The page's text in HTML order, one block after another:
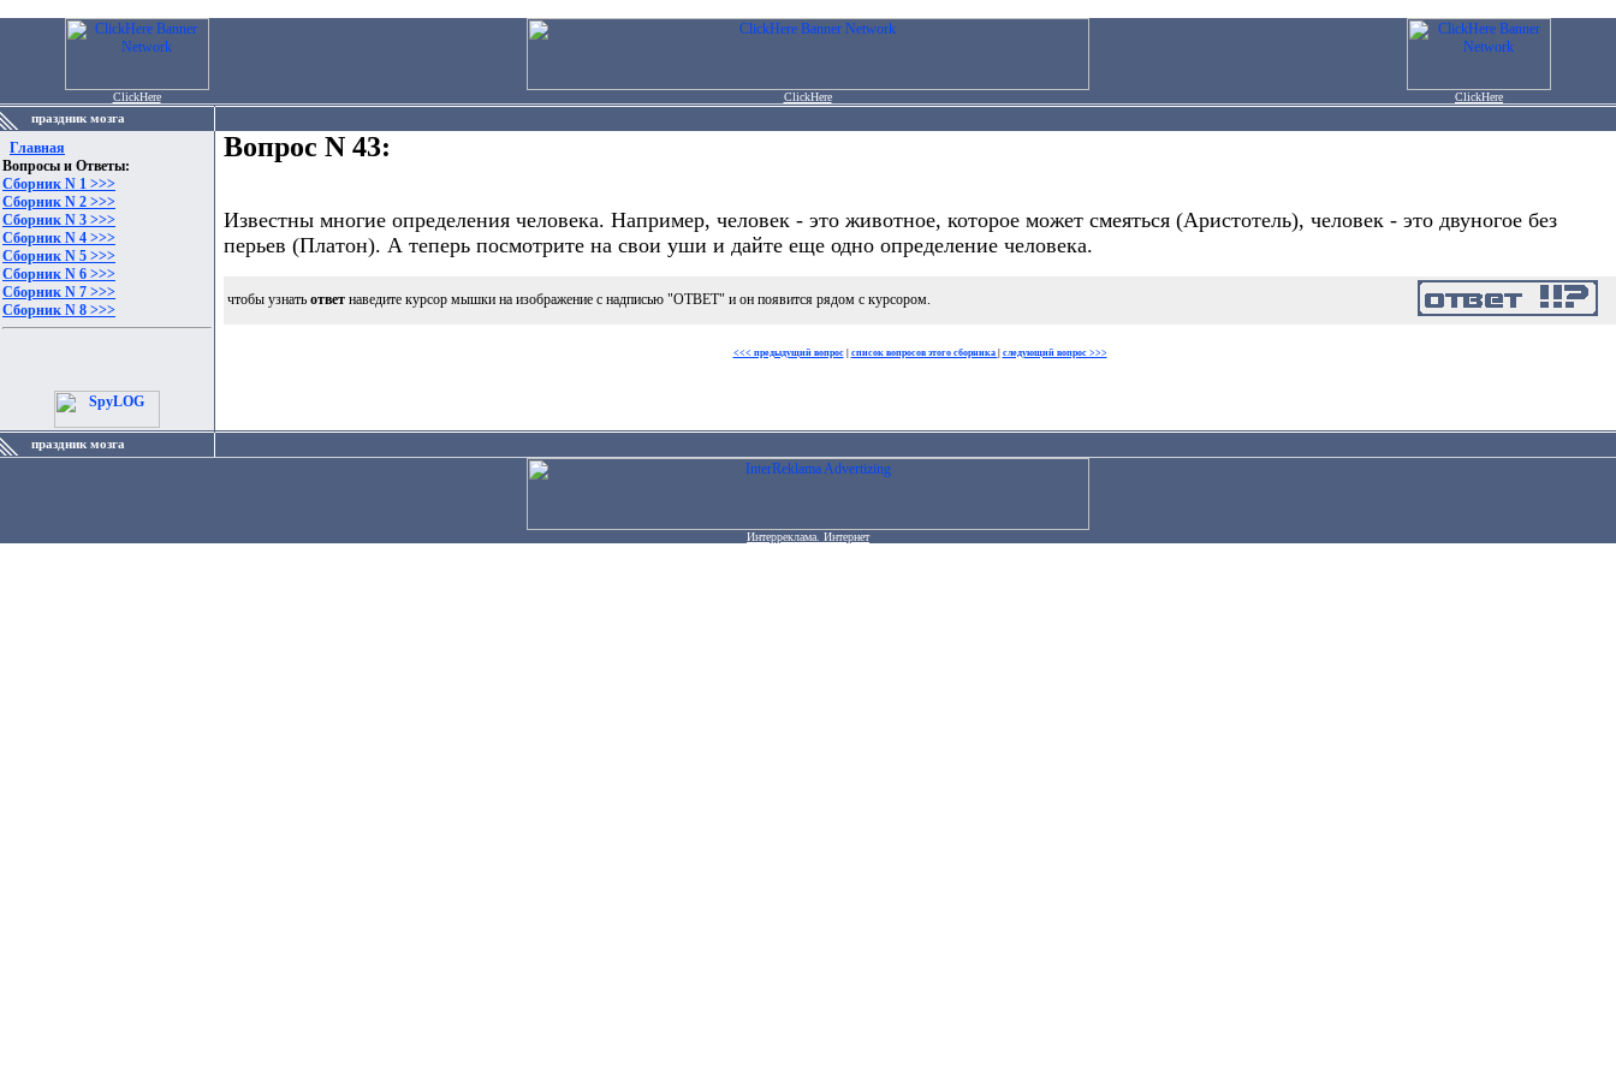
ClickHere ClickHere
ClickHere
праздник мозга
Главная
Вопросы и Ответы:
Сборник N 1 >>>
Сборник N 2 >>>
Сборник N 3 >>>
Сборник N 4 >>>
Сборник N 5 >>>
Сборник N 6 >>>
Сборник N 7 >>>
Сборник N 8 >>>
Вопрос N 43:
Известны многие определения человека. Например, человек - это животное, которое может смеяться (Аристотель), человек - это двуногое без
перьев (Платон). А теперь посмотрите на свои уши и дайте еще одно определение человека.
чтобы узнать ответ наведите курсор мышки на изображение с надписью "ОТВЕТ" и он появится рядом с курсором.
<<< предыдущий вопрос| список вопросов этого сборника следующий вопрос >>>
праздник мозга
Интерреклама. Интернет